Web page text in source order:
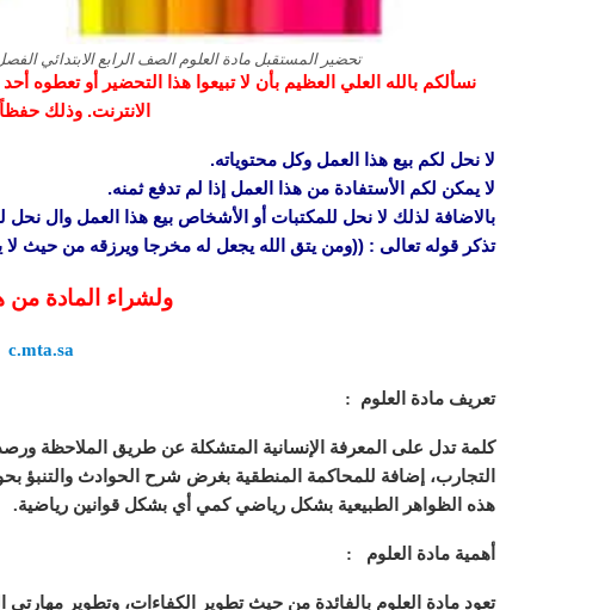
تحضير المستقبل مادة العلوم الصف الرابع الابتدائي الفصل
نسألكم بالله العلي العظيم بأن لا تبيعوا هذا التحضير أو تعطوه
الانترنت. وذلك
لا نحل لكم بيع هذا العمل وكل محتوياته.
لا يمكن لكم الأستفادة من هذا العمل إذا لم تدفع ثمنه.
بالاضافة لذلك لا نحل للمكتبات أو الأشخاص بيع هذا العمل وال نحل
تذكر قوله تعالى : ((ومن يتق الله يجعل له مخرجا ويرزقه من حيث
ولشراء المادة من
c.mta.sa
تعريف مادة العلوم :
كلمة تدل على المعرفة الإنسانية المتشكلة عن طريق الملاحظة
التجارب، إضافة للمحاكمة المنطقية بغرض شرح الحوادث والتنبؤ
هذه الظواهر الطبيعية بشكل رياضي كمي أي بشكل قوانين رياضية.
أهمية مادة العلوم :
تعود مادة العلوم بالفائدة من حيث تطوير الكفاءات، وتطوير مهارتي